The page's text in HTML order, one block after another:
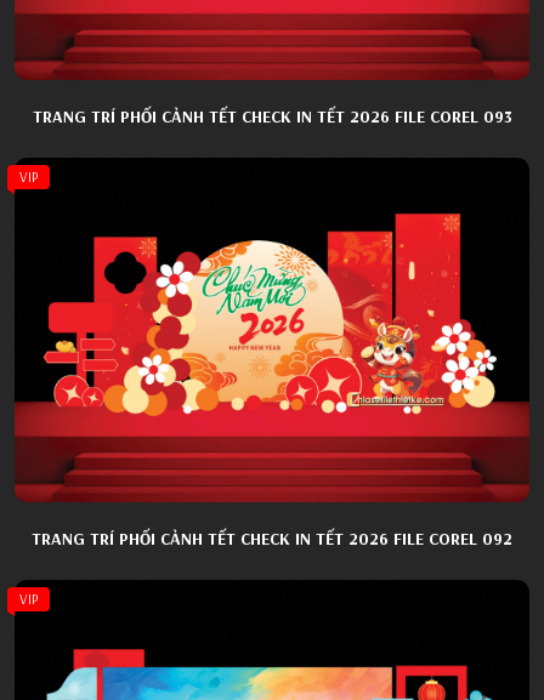
TRANG TRÍ PHỐI CẢNH TẾT CHECK IN TẾT 2026 FILE COREL 093
VIP
TRANG TRÍ PHỐI CẢNH TẾT CHECK IN TẾT 2026 FILE COREL 092
VIP